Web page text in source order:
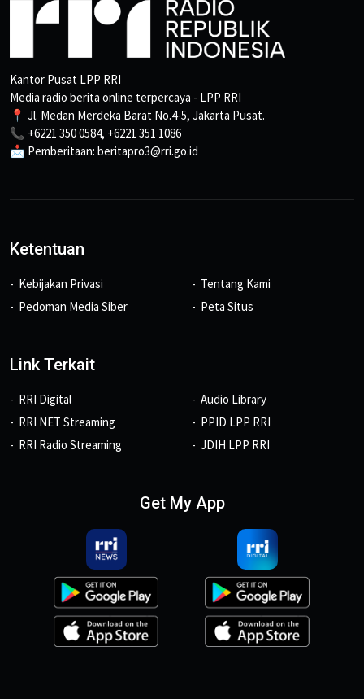
Kantor Pusat LPP RRI
Media radio berita online terpercaya - LPP RRI
📍 Jl. Medan Merdeka Barat No.4-5, Jakarta Pusat.
📞 +6221 350 0584, +6221 351 1086
📩 Pemberitaan: beritapro3@rri.go.id
Ketentuan
Kebijakan Privasi
Pedoman Media Siber
Tentang Kami
Peta Situs
Link Terkait
RRI Digital
RRI NET Streaming
RRI Radio Streaming
Audio Library
PPID LPP RRI
JDIH LPP RRI
Get My App